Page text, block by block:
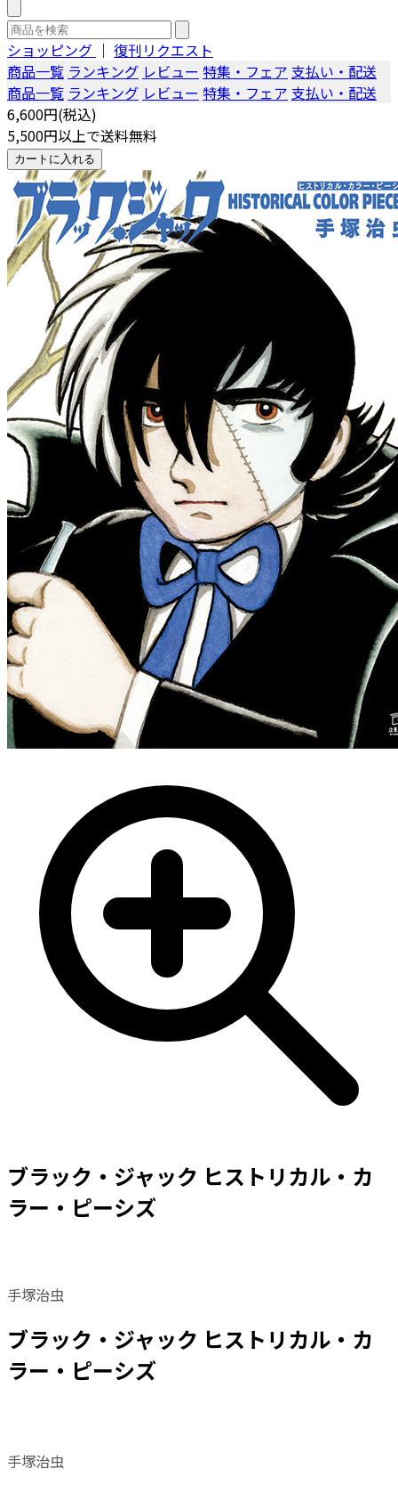
ショッピング ｜ 復刊リクエスト
商品一覧 ランキング レビュー 特集・フェア 支払い・配送
商品一覧 ランキング レビュー 特集・フェア 支払い・配送
6,600円(税込)
5,500円以上で送料無料
カートに入れる
ブラック・ジャック ヒストリカル・カ
ラー・ピーシズ
手塚治虫
ブラック・ジャック ヒストリカル・カ
ラー・ピーシズ
手塚治虫